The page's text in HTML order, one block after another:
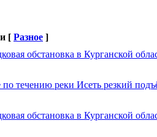
[ Разное ]
обстановка в Курганской
течению реки Исеть резкий
обстановка в Курганской